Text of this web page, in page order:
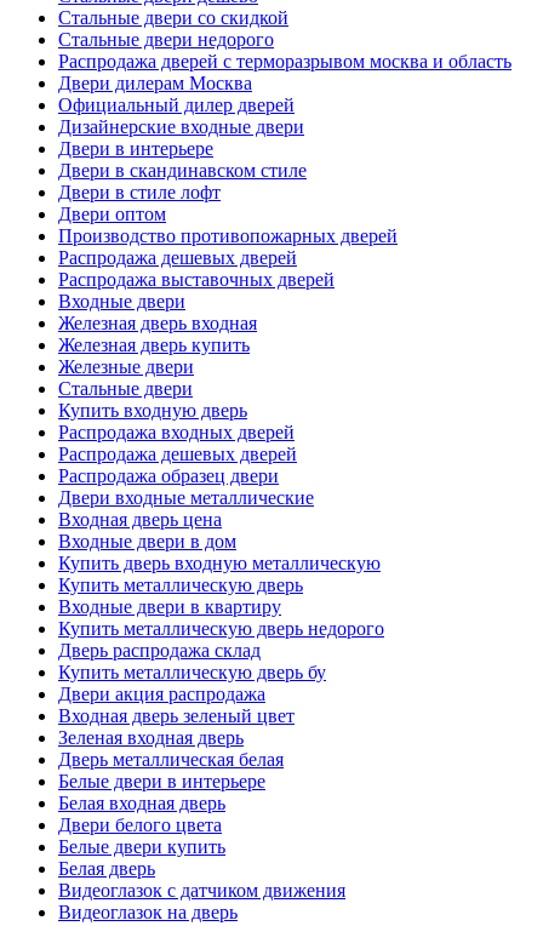
Стальные двери со скидкой
Стальные двери недорого
Распродажа дверей с терморазрывом москва и область
Двери дилерам Москва
Официальный дилер дверей
Дизайнерские входные двери
Двери в интерьере
Двери в скандинавском стиле
Двери в стиле лофт
Двери оптом
Производство противопожарных дверей
Распродажа дешевых дверей
Распродажа выставочных дверей
Входные двери
Железная дверь входная
Железная дверь купить
Железные двери
Стальные двери
Купить входную дверь
Распродажа входных дверей
Распродажа дешевых дверей
Распродажа образец двери
Двери входные металлические
Входная дверь цена
Входные двери в дом
Купить дверь входную металлическую
Купить металлическую дверь
Входные двери в квартиру
Купить металлическую дверь недорого
Дверь распродажа склад
Купить металлическую дверь бу
Двери акция распродажа
Входная дверь зеленый цвет
Зеленая входная дверь
Дверь металлическая белая
Белые двери в интерьере
Белая входная дверь
Двери белого цвета
Белые двери купить
Белая дверь
Видеоглазок с датчиком движения
Видеоглазок на дверь